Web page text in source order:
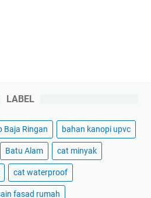
LABEL
Baja Ringan bahan kanopi upvc
Batu Alam cat minyak
cat waterproof
fasad rumah